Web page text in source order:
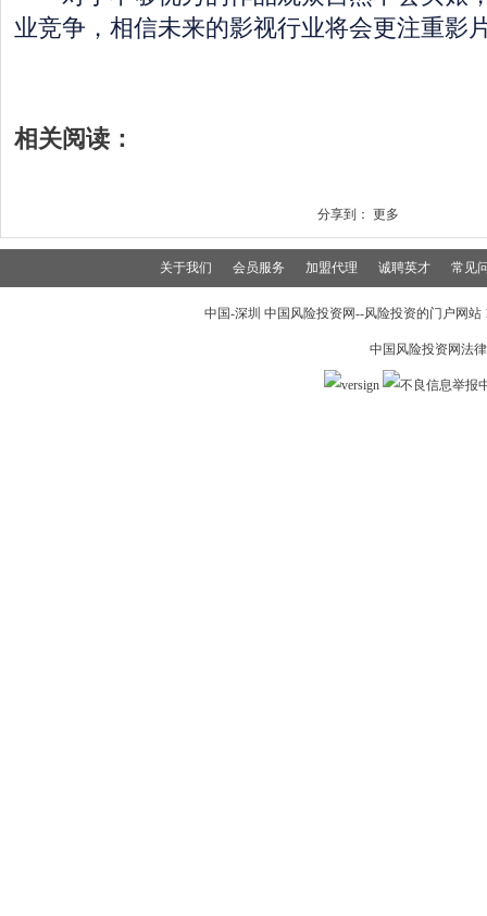
业竞争，相信未来的影视行业将会更注重影
相关阅读：
分享到： 更多
关于我们 会员服务 加盟代理 诚聘英才 常见
中国-深圳 中国风险投资网--风险投资的门户网
中国风险投资网法